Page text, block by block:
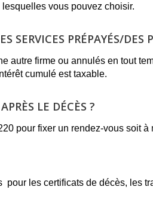
vous pouvez choisir.
SERVICES PRÉPAYÉS/DES
autre firme ou annulés en tout
cumulé est taxable.
LE DÉCÈS ?
pour fixer un rendez-vous soit
les certificats de décès, les